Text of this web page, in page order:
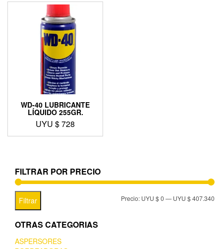
WD-40 LUBRICANTE
LÍQUIDO 255GR.
UYU $728
FILTRAR POR PRECIO
Filtrar Precio: UYU $ 0—UYU $ 407.340
OTRAS CATEGORIAS
ASPERSORES